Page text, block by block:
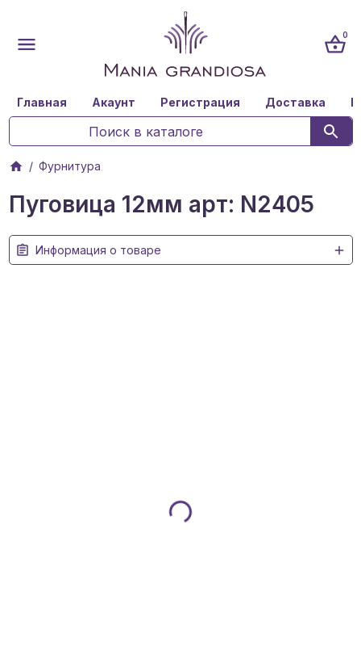
0
Главная Акаунт Регистрация Доставка
Фурнитура
Пуговица 12мм арт: N2405
Информация о товаре